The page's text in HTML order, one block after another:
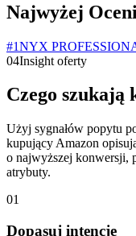
Najwyżej
#1NYX
04Insight oferty
Czego
Użyj sygnałów popytu
kupujący Amazon
o najwyższej konwersji,
atrybuty.
01
Dopasuj intencję